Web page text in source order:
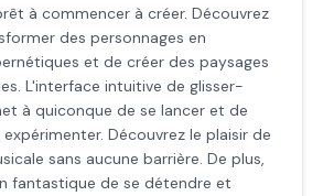
à commencer à créer. Découvrez
des personnages en
et de créer des paysages
L'interface intuitive de glisser-
à quiconque de se lancer et de
Découvrez le plaisir de
sans aucune barrière. De plus,
fantastique de se détendre et